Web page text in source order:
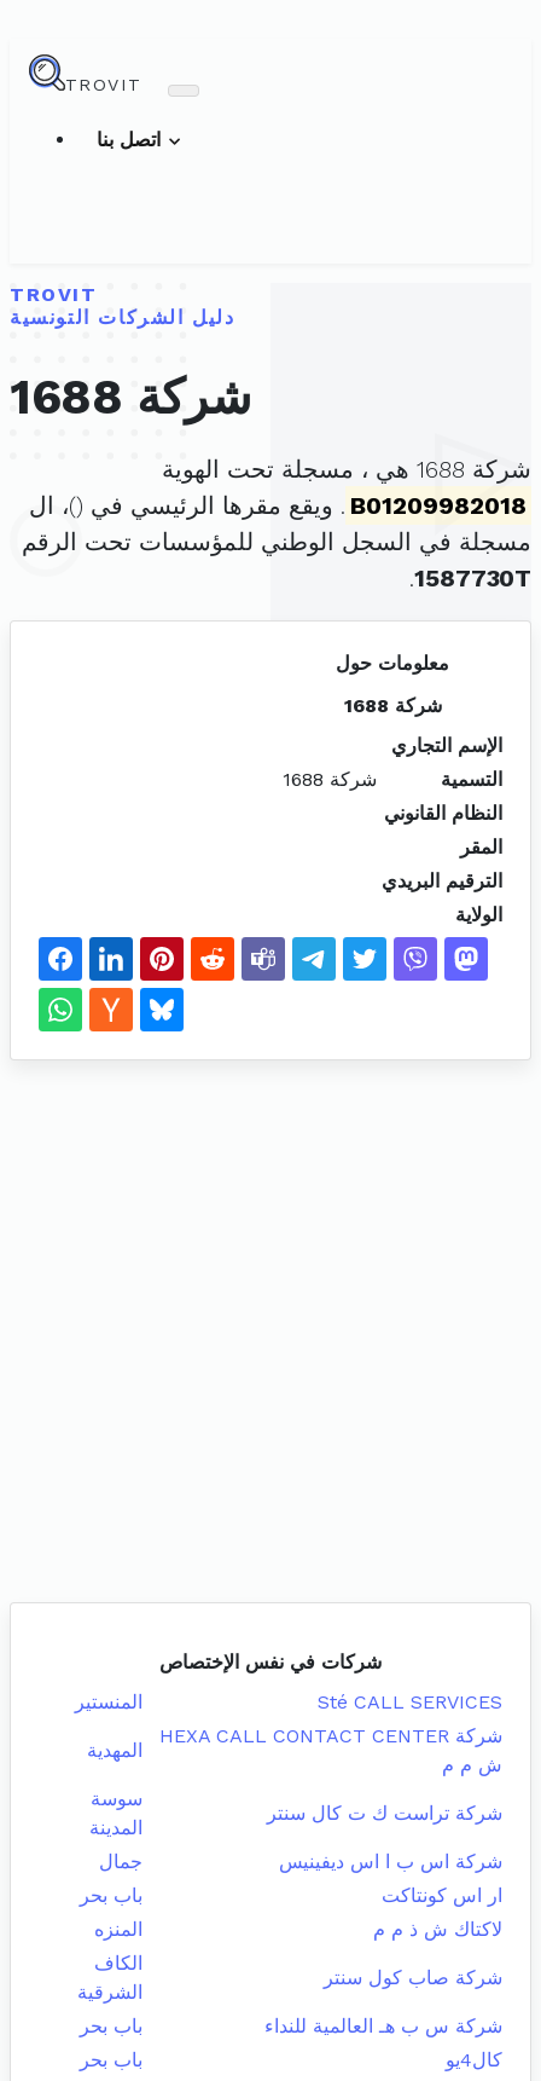
TROVIT
TROVIT
دليل الشركات التونسية
شركة 1688
شركة 1688 هي ، مسجلة تحت الهوية
B01209982018 . ويقع مقرها الرئيسي في ()، ال
مسجلة في السجل الوطني للمؤسسات تحت الرقم
1587730T
.
معلومات حول
شركة 1688
الإسم التجاري
التسمية
شركة 1688
النظام القانوني
المقر
الترقيم البريدي
الولاية
شركات في نفس الإختصاص
Sté CALL SERVICES
المنستير
شركة HEXA CALL CONTACT CENTER
ش م م
المهدية
شركة تراست ك ت كال سنتر
سوسة
المدينة
شركة اس ب ا اس ديفينيس
جمال
ار اس كونتاكت
باب بحر
لاكتاك ش ذ م م
المنزه
شركة صاب كول سنتر
الكاف
الشرقية
شركة س ب هـ العالمية للنداء
باب بحر
كال4يو
باب بحر